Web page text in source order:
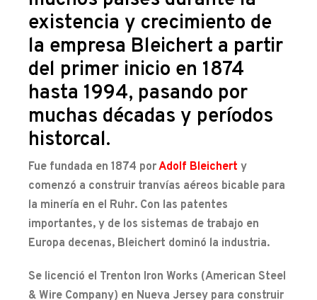
existencia y crecimiento de
la empresa Bleichert a partir
del primer inicio en 1874
hasta 1994, pasando por
muchas décadas y períodos
historcal.
Fue fundada en 1874 porAdolf Bleichert y
comenzó a construir tranvías aéreos bicable para
la minería en el Ruhr. Con las patentes
importantes, y de los sistemas de trabajo en
Europa decenas, Bleichert dominó la industria.
Se licenció el Trenton Iron Works (American Steel
& Wire Company) en Nueva Jersey para construir